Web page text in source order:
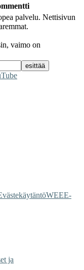
palvelu. Nettisivun
vaimo on
WEEE-
ja